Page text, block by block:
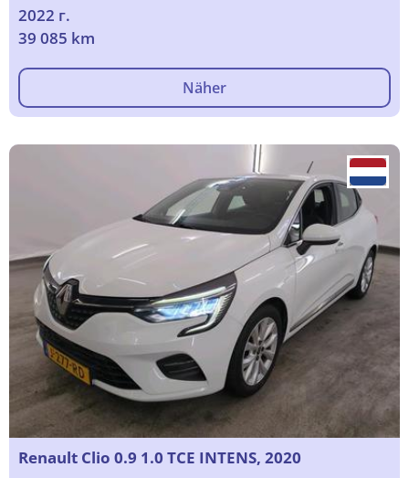
2022 г.
39 085 km
Näher
Renault Clio 0.9 1.0 TCE INTENS, 2020